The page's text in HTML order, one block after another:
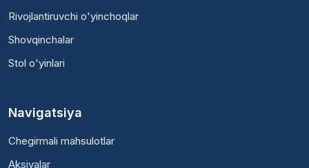
Rivojlantiruvchi o'yinchoqlar
Shovqinchalar
Stol o'yinlari
Navigatsiya
Chegirmali mahsulotlar
Aksiyalar